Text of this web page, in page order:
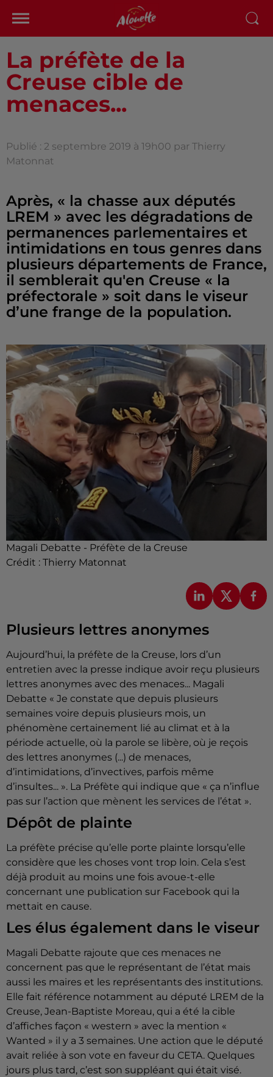
La préfète de la
Creuse cible de
menaces...
Publié : 2 septembre 2019 à 19h00 par Thierry
Matonnat
Après, « la chasse aux députés
LREM » avec les dégradations de
permanences parlementaires et
intimidations en tous genres dans
plusieurs départements de France,
il semblerait qu'en Creuse « la
préfectorale » soit dans le viseur
d’une frange de la population.
Magali Debatte - Préfète de la Creuse
Crédit : Thierry Matonnat
Plusieurs lettres anonymes
Aujourd’hui, la préfète de la Creuse, lors d’un
entretien avec la presse indique avoir reçu plusieurs
lettres anonymes avec des menaces... Magali
Debatte « Je constate que depuis plusieurs
semaines voire depuis plusieurs mois, un
phénomène certainement lié au climat et à la
période actuelle, où la parole se libère, où je reçois
des lettres anonymes (...) de menaces,
d’intimidations, d’invectives, parfois même
d’insultes... ». La Préfète qui indique que « ça n’influe
pas sur l’action que mènent les services de l’état ».
Dépôt de plainte
La préfète précise qu’elle porte plainte lorsqu’elle
considère que les choses vont trop loin. Cela s’est
déjà produit au moins une fois avoue-t-elle
concernant une publication sur Facebook qui la
mettait en cause.
Les élus également dans le viseur
Magali Debatte rajoute que ces menaces ne
concernent pas que le représentant de l’état mais
aussi les maires et les représentants des institutions.
Elle fait référence notamment au député LREM de la
Creuse, Jean-Baptiste Moreau, qui a été la cible
d’affiches façon « western » avec la mention «
Wanted » il y a 3 semaines. Une action que le député
avait reliée à son vote en faveur du CETA. Quelques
jours plus tard, c’est son suppléant qui était visé.